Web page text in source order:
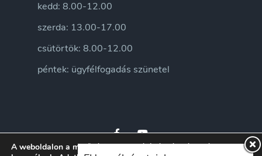
kedd: 8.00-12.00
szerda: 13.00-17.00
csütörtök: 8.00-12.00
péntek: ügyfélfogadás szünetel
A weboldalon a minőségi felhasználói élmény érdekében sütiket